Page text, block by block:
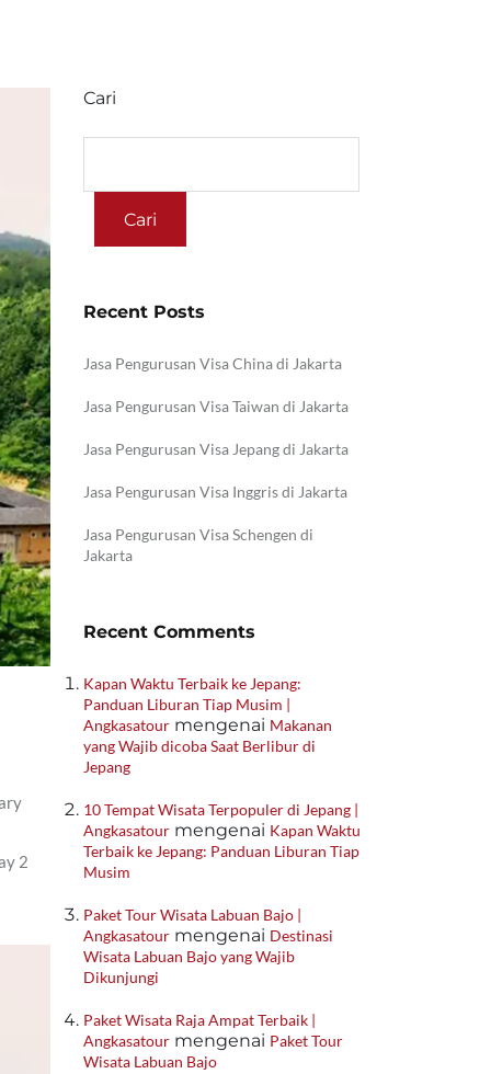
2
Cari
Cari
Recent Posts
Jasa Pengurusan Visa China di Jakarta
Jasa Pengurusan Visa Taiwan di Jakarta
Jasa Pengurusan Visa Jepang di Jakarta
Jasa Pengurusan Visa Inggris di Jakarta
Jasa Pengurusan Visa Schengen di
Jakarta
Recent Comments
Kapan Waktu Terbaik ke Jepang:
Panduan Liburan Tiap Musim |
Angkasatour mengenai Makanan
yang Wajib dicoba Saat Berlibur di
Jepang
10 Tempat Wisata Terpopuler di Jepang |
Angkasatour mengenai Kapan Waktu
Terbaik ke Jepang: Panduan Liburan Tiap
Musim
Paket Tour Wisata Labuan Bajo |
Angkasatour mengenai Destinasi
Wisata Labuan Bajo yang Wajib
Dikunjungi
Paket Wisata Raja Ampat Terbaik |
Angkasatour mengenai Paket Tour
Wisata Labuan Bajo